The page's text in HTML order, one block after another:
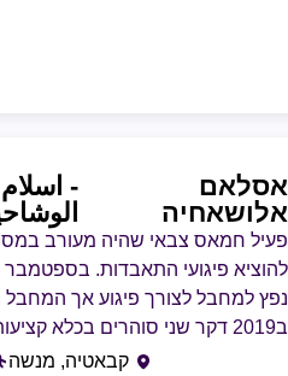
אסלאם
אלושאחיה
-
פעיל חמאס צבאי שהיה מעורב במספר
נפץ למחבל לצורך פיגוע אך
ב2019 דקר שני סוהרים בכלא
קבאטיה, מנשה